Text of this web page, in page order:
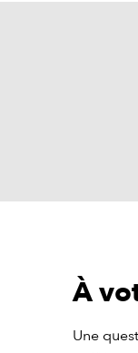
À
Une